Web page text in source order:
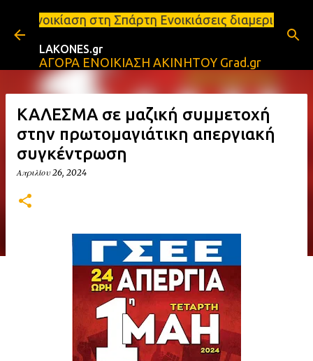
Μετάβαση στο κύριο περιεχόμενο
Σπάρτη Ενοικιάσεις διαμερισμάτων Σπάρτη
LAKONES.gr
ΑΓΟΡΑ ΕΝΟΙΚΙΑΣΗ ΑΚΙΝΗΤΟΥ Grad.gr
ΚΑΛΕΣΜΑ σε μαζική συμμετοχή
στην πρωτομαγιάτικη απεργιακή
συγκέντρωση
Απριλίου 26, 2024